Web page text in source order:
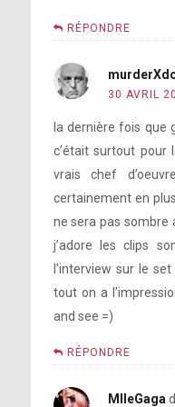
RÉPONDRE
30 AVRIL
la dernière fois que
c’était surtout pour
vrais chef
certainement en
ne sera pas sombre
j’adore les clips
l’interview sur le
tout on a
and see =)
RÉPONDRE
MlleGaga